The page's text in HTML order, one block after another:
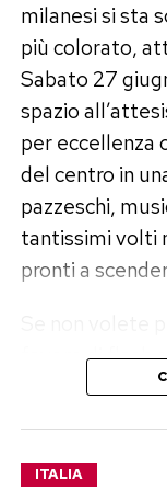
Una frase che,
una critica a
guardato con
condizionata
ambientale.
diventa
delle persone.
L’iniziativa di
due esigenze
milanesi si sta
più colorato,
Sabato 27
spazio
per eccellenza
del centro in
pazzeschi,
tantissimi volti
pronti a
favore di
preferita, ecco
ITALIA